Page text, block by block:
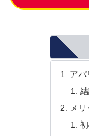
アパ
メリ